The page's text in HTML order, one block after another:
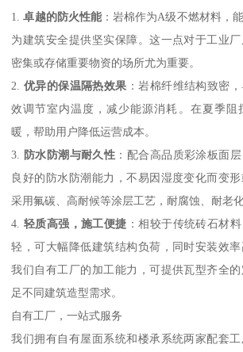
1.卓越的防火性能：岩棉作为A级不燃材料，
为建筑安全提供坚实保障。这一点对于工业
密集或存储重要物资的场所尤为重要。
2. 优异的保温隔热效果 ：岩棉纤维结构致密
效调节室内温度，减少能源消耗。在夏季阻
暖，帮助用户降低运营成本。
3.
防水防潮与耐久性 ：配合高品质彩涂板面
良好的防水防潮能力，不易因湿度变化而变
采用氟碳、高耐候等涂层工艺，耐腐蚀、耐老
4. 轻质高强，施工便捷 ：相较于传统砖石材
轻，可大幅降低建筑结构负荷，同时安装效
我们自有工厂的加工能力，可提供瓦型齐全
足不同建筑造型需求。
自有工厂，一站式服务
我们拥有自有屋面系统和楼承系统两家配套